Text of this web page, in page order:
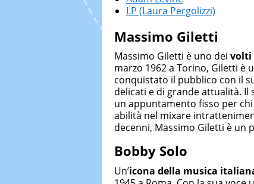
LP (Laura Pergolizzi)
Massimo Giletti
Massimo Giletti è uno dei volti
marzo 1962 a Torino, Giletti è
conquistato il pubblico con il
delicati e di grande attualità.
un appuntamento fisso per
abilità nel mixare
decenni, Massimo Giletti è un
Bobby Solo
Un’icona della musica italiana